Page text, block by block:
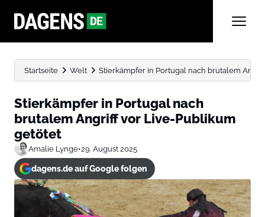
Startseite Welt Stierkämpfer in Portugal nach brutalem
Stierkämpfer in Portugal nach
brutalem Angriff vor Live-Publikum
getötet
Amalie Lynge•29. August 2025
dagens.de auf Google folgen